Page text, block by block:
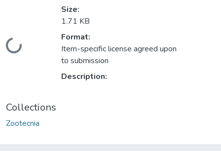
Size:
1.71 KB
Format:
Item-specific license agreed upon
to submission
Description:
Collections
Zootecnia